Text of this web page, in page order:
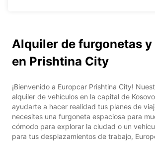
Alquiler de furgonetas y
en Prishtina City
¡Bienvenido a Europcar Prishtina City!
alquiler de vehículos en la capital de
ayudarte a hacer realidad tus planes de
necesites una furgoneta espaciosa para
cómodo para explorar la ciudad o un
para tus desplazamientos de trabajo,